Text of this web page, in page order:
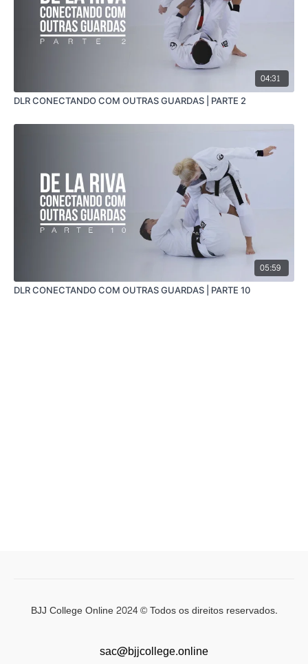
04:31
DLR CONECTANDO COM OUTRAS GUARDAS | PARTE 2
05:59
DLR CONECTANDO COM OUTRAS GUARDAS | PARTE 10
sac@bjjcollege.online
BJJ College Online 2024 © Todos os direitos reservados.